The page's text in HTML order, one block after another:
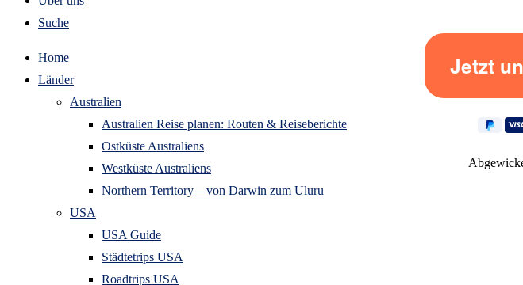
Suche
Home
Länder
Australien
Australien Reise planen: Routen & Reiseberichte
Ostküste Australiens
Westküste Australiens
Northern Territory – von Darwin zum Uluru
USA
USA Guide
Städtetrips USA
Roadtrips USA